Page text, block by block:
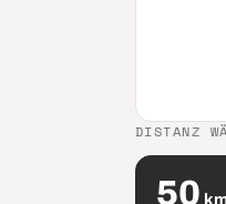
DISTANZ
50